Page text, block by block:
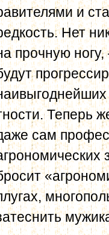
и
Нет
прочную
Теперь
сам